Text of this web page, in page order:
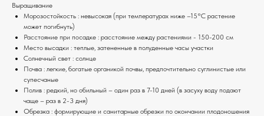
Выращивание
Морозостойкость : невысокая (при температурах ниже –15°С растение
может погибнуть)
Расстояние при посадке : расстояние между растениями - 150-200 см
Место высадки : теплые, затененные в полуденные часы участки
Солнечный свет : солнце
Почва : легкие, богатые органикой почвы, предпочтительно суглинистые или
супесчаные
Полив : редкий, но обильный – один раз в 7-10 дней (в засуху воду подают
чаще – раз в 2-3 дня)
Обрезка : формирующие и санитарные обрезки по окончании плодоношения